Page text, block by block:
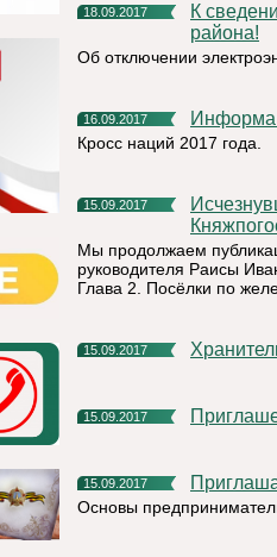
18.09.2017
К сведению жителей и руководителей Княжпогостского
района!
Об отключении
16.09.2017
Кросс наций 2017 года.
15.09.2017
Исчезнувшие и исчезающие поселения на территории
Мы продолжаем
руководителя Раисы
Глава 2. Посёлки по
15.09.2017
15.09.2017
15.09.2017
Основы